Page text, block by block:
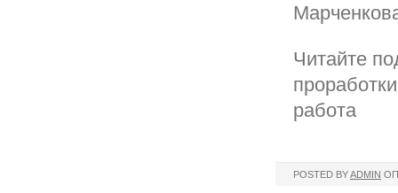
Читайте
работа
POSTED BYADMIN